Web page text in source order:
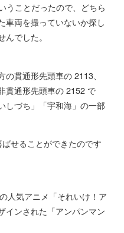
うことだったので、どちら
車両を撮っていないか探し
でした。
の貫通形先頭車の 2113、
貫通形先頭車の 2152 で
しづち」「宇和海」の一部
せることができたのです
人気アニメ「それいけ！ア
インされた「アンパンマン